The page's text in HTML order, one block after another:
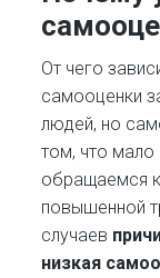
От чего
самооценки
людей, но
том, что мало
обращаемся к
повышенной
случаев
низкая